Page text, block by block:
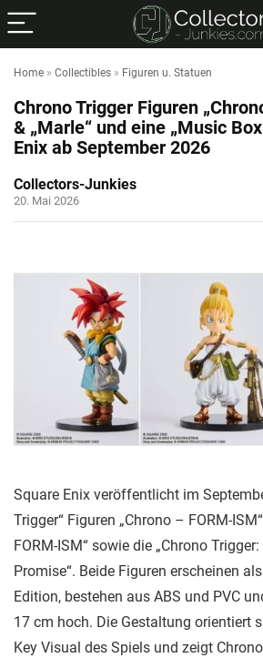
Home » Collectibles » Figuren u. Statuen
Chrono Trigger Figuren
& „Marle“ und eine „Music
Enix ab September 2026
Collectors-Junkies
20. Mai 2026
Square Enix veröffentlicht im
Trigger“ Figuren „Chrono – FORM-
FORM-ISM“ sowie die „Chrono
Promise“. Beide Figuren erscheinen
Edition, bestehen aus ABS und PVC
17 cm hoch. Die Gestaltung orientiert
Key Visual des Spiels und zeigt